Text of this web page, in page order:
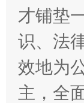
才铺垫
识、法
效地为
主，全